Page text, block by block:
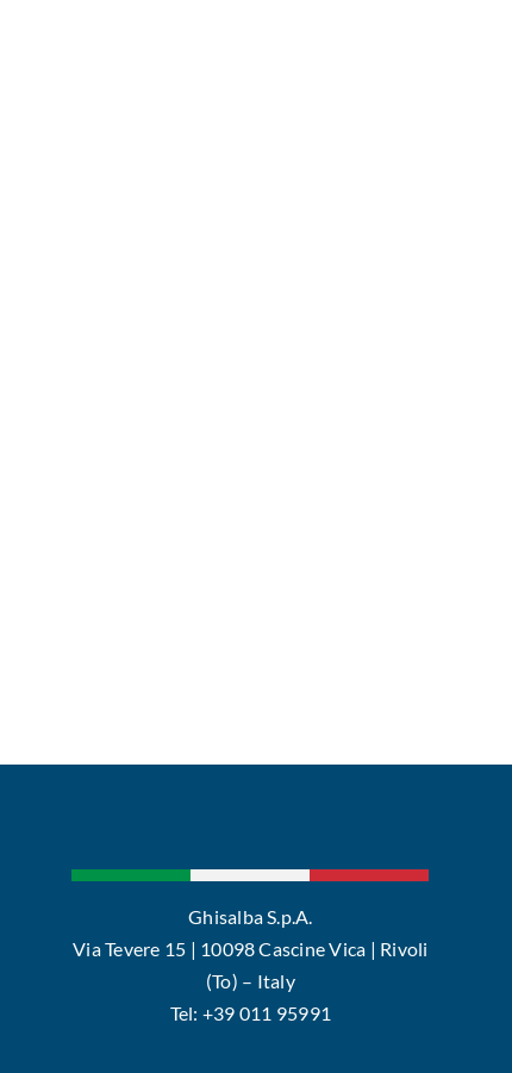
Ghisalba S.p.A.
Via Tevere 15 | 10098 Cascine Vica | Rivoli
(To) – Italy
Tel: +39 011 95991